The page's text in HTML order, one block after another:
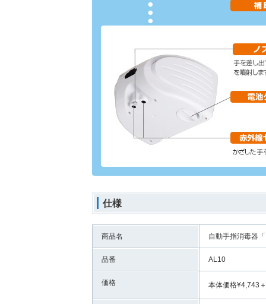
仕様
商品名 自動手指消毒器
品番 AL10
価格 本体価格¥4,743